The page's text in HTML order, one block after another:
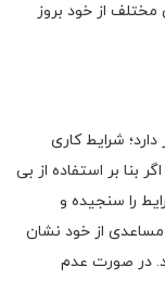
از خود بروز
شرایط کاری
بنا بر استفاده از بی
را سنجیده و
از خود نشان
در صورت عدم